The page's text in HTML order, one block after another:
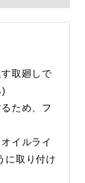
取廻しで
ため、フ
イルライ
に取り付け